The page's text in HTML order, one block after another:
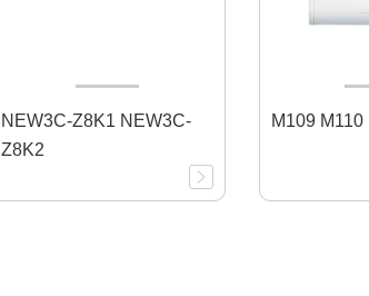
NEW3C-Z8K1 NEW3C-
Z8K2
M109 M110